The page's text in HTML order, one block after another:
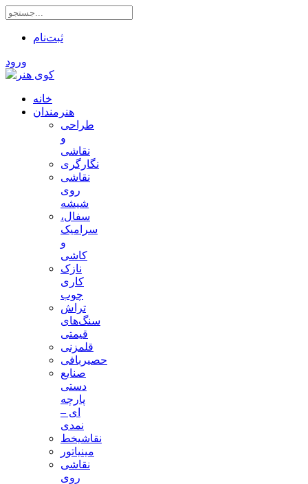
ثبت‌نام
ورود
خانه
هنرمندان
طراحی
و
نقاشی
نگارگری
نقاشی
روی
شیشه
سفال،
سرامیک
و
کاشی
نازک
کاری
چوب
تراش
سنگ‌های
قیمتی
قلمزنی
حصیربافی
صنایع
دستی
پارچه
ای –
نمدی
نقاشیخط
مینیاتور
نقاشی
روی